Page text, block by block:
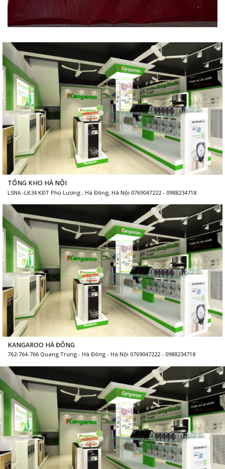
TỔNG KHO HÀ NỘI
LSN6 -LK34 KĐT Phú Lương , Hà Đông, Hà Nội 0769047222 - 0988234718
KANGAROO HÀ ĐÔNG
762-764-766 Quang Trung - Hà Đông - Hà Nội 0769047222 - 0988234718